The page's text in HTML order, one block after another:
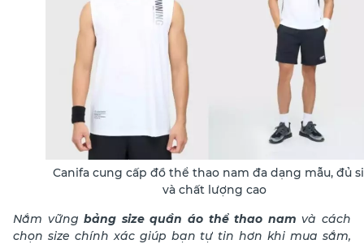
Canifa cung cấp đồ thể thao nam đa dạng mẫu, đủ
và chất lượng cao
Nắm vữngbảng size quần áo thể thao nam và cách
chọn size chính xác giúp bạn tự tin hơn khi mua sắm,